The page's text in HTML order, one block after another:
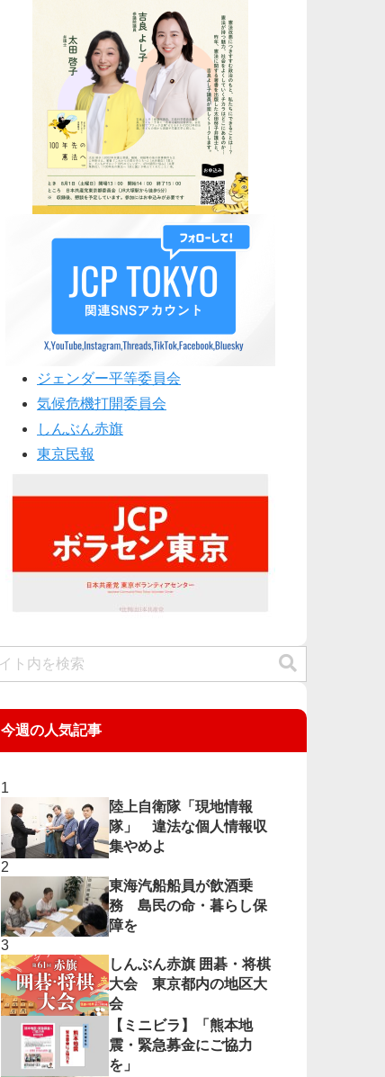
ジェンダー平等委員会
気候危機打開委員会
しんぶん赤旗
東京民報
今週の人気記事
陸上自衛隊「現地情報
隊」 違法な個人情報収
集やめよ
東海汽船船員が飲酒乗
務 島民の命・暮らし保
障を
しんぶん赤旗 囲碁・将棋
大会 東京都内の地区大
会
【ミニビラ】「熊本地
震・緊急募金にご協力
を」